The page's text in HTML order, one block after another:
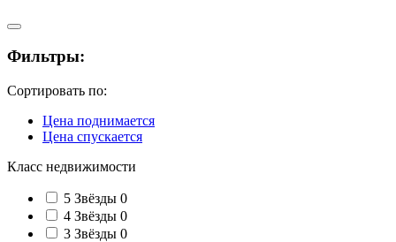
Фильтры:
Сортировать по:
Цена поднимается
Цена спускается
Класс недвижимости
5 Звёзды 0
4 Звёзды 0
3 Звёзды 0